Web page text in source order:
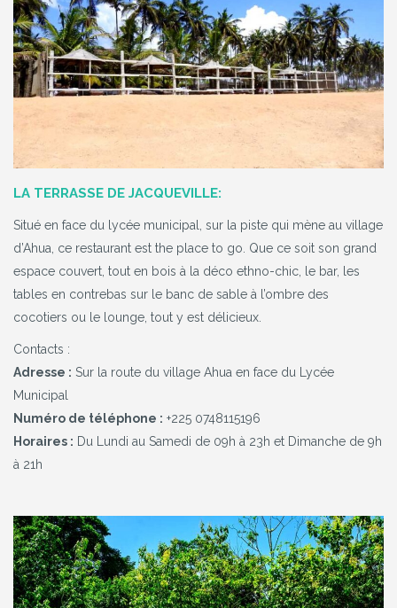
LA TERRASSE DE JACQUEVILLE:
Situé en face du lycée municipal, sur la piste qui mène au village
d’Ahua, ce restaurant est the place to go. Que ce soit son grand
espace couvert, tout en bois à la déco ethno-chic, le bar, les
tables en contrebas sur le banc de sable à l’ombre des
cocotiers ou le lounge, tout y est délicieux.
Contacts :
Adresse : Sur la route du village Ahua en face du Lycée
Municipal
Numéro de téléphone : +225 0748115196
Horaires : Du Lundi au Samedi de 09h à 23h et Dimanche de 9h
à 21h